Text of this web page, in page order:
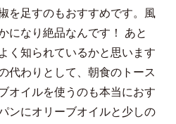
を足すのもおすすめです。風
になり絶品なんです！ あと
く知られているかと思います
代わりとして、朝食のトース
オイルを使うのも本当におす
ンにオリーブオイルと少しの